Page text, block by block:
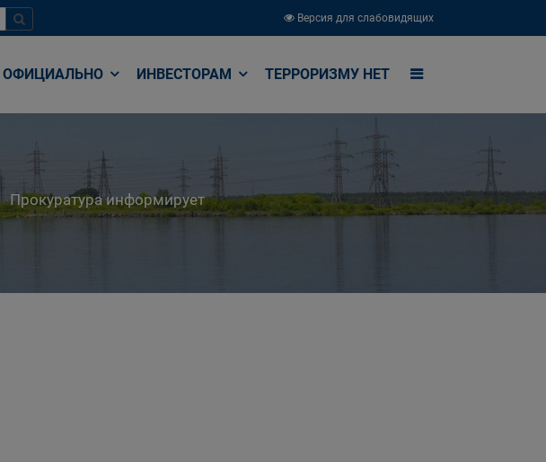
Версия для слабовидящих
ОФИЦИАЛЬНО ИНВЕСТОРАМ ТЕРРОРИЗМУ НЕТ
Прокуратура информирует